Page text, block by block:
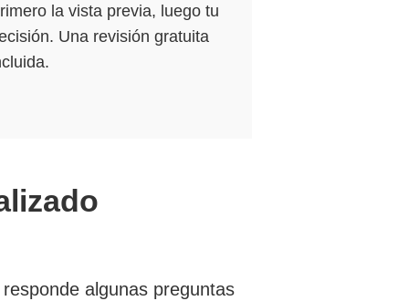
la vista previa, luego tu
Una revisión gratuita
algunas preguntas